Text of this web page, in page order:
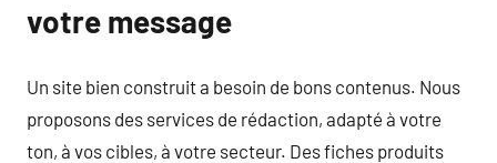
votre message
Un site bien construit a besoin de bons contenus. Nous
proposons des services de rédaction, adapté à votre
ton, à vos cibles, à votre secteur. Des fiches produits